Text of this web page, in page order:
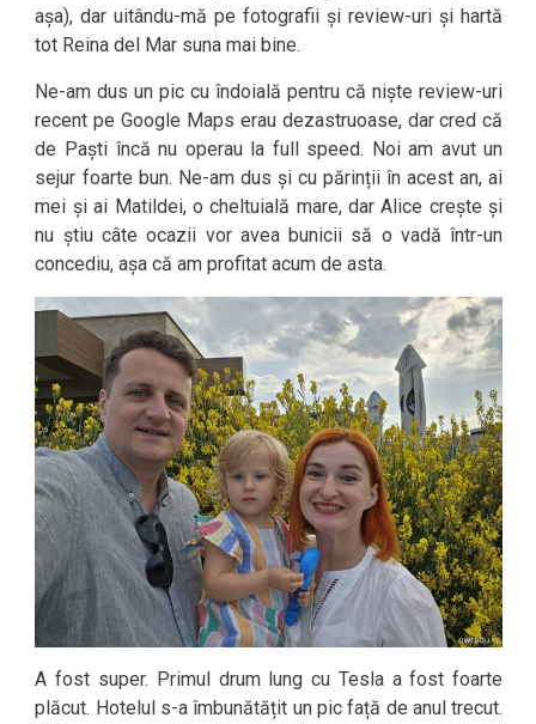
așa), dar uitându-mă pe fotografii și review-uri și hartă
tot Reina del Mar suna mai bine.
Ne-am dus un pic cu îndoială pentru că niște review-uri
recent pe Google Maps erau dezastruoase, dar cred că
de Paști încă nu operau la full speed. Noi am avut un
sejur foarte bun. Ne-am dus și cu părinții în acest an, ai
mei și ai Matildei, o cheltuială mare, dar Alice crește și
nu știu câte ocazii vor avea bunicii să o vadă într-un
concediu, așa că am profitat acum de asta.
A fost super. Primul drum lung cu Tesla a fost foarte
plăcut. Hotelul s-a îmbunătățit un pic față de anul trecut.